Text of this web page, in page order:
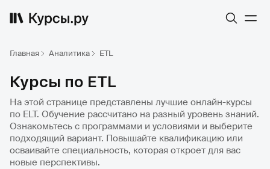
Главная Аналитика ETL
Курсы по ETL
На этой странице представлены лучшие онлайн-курсы
по ELT. Обучение рассчитано на разный уровень знаний.
Ознакомьтесь с программами и условиями и выберите
подходящий вариант. Повышайте квалификацию или
осваивайте специальность, которая откроет для вас
новые перспективы.